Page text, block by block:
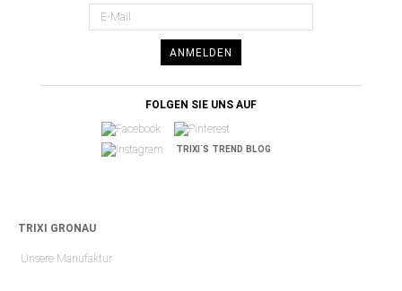
ANMELDEN
FOLGEN SIE UNS AUF
TRIXI´S TREND BLOG
TRIXI GRONAU
Unsere Manufaktur